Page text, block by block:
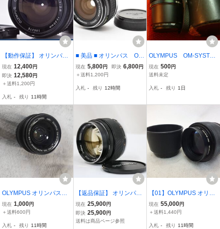
【動作保証】 オリンパス
OLYMPUS OM-SYSTEM
ZUIKO SHIFT 35mm F2.8
前後キャップ付 同梱無料
現在 12,400円
即決 12,580円
＋送料1,200円
入札 - 残り 11時間
■ 美品 ■ オリンパス OL
YMPUS G.ZUIKO AUTO-
W 28mm F3.5 #290
現在 5,800円 即決 6,800円
＋送料1,200円
入札 - 残り 12時間
OLYMPUS OM-SYSTE
M AUTO-T 1：3.5 13
5ｍｍ レンズです。
現在 500円
送料未定
入札 - 残り 1日
OLYMPUS オリンパス
OM-SYSTEM ZUIKO MC
AUTO-ZOOM 1:3.5 f=3
現在 1,000円
＋送料600円
入札 - 残り 11時間
【返品保証】 オリンパス
Olympus Om-System G.Z
uiko Auto-S 55mm F1.2
レンズ e13722
現在 25,900円
即決 25,900円
送料は商品ページ参照
【01】OLYMPUS オリン
パス レンズ ZUIKO AUTO
-MACRO 90mm 1:2 中古
現在 55,000円
＋送料1,440円
入札 - 残り 11時間